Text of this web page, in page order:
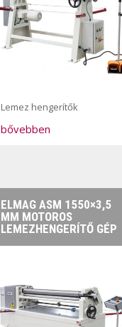
Lemez hengerítők
bővebben
ELMAG ASM 1550×3,5
MM MOTOROS
LEMEZHENGERÍTŐ GÉP